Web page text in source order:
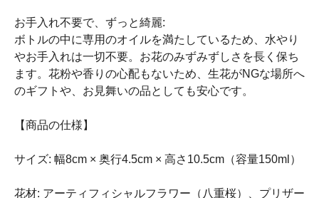
お手入れ不要で、ずっと綺麗:
ボトルの中に専用のオイルを満たしているため、水やり
やお手入れは一切不要。お花のみずみずしさを長く保ち
ます。花粉や香りの心配もないため、生花がNGな場所へ
のギフトや、お見舞いの品としても安心です。
【商品の仕様】
サイズ: 幅8cm × 奥行4.5cm × 高さ10.5cm（容量150ml）
花材: アーティフィシャルフラワー（八重桜）、プリザー